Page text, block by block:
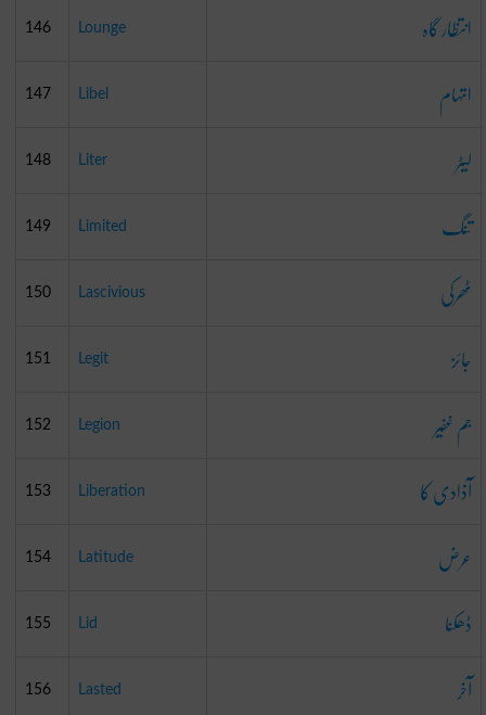
146 Lounge انتظار گاہ
147 Libel اتہام
148 Liter لیٹر
149 Limited تنگ
150 Lascivious ٹھرکی
151 Legit جائز
152 Legion جم غفیر
153 Liberation آذادی کا
154 Latitude عرض
155 Lid ڈھکنا
156 Lasted آخر